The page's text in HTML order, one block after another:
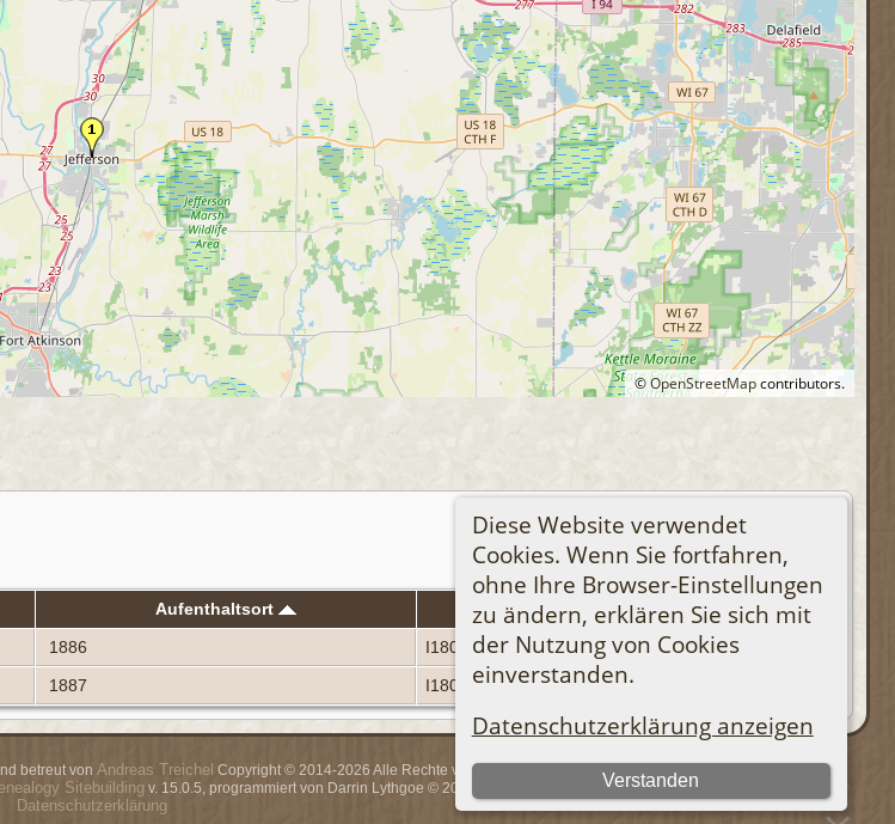
Diese Website verwendet
Cookies. Wenn Sie fortfahren,
ohne Ihre Browser-Einstellungen
zu ändern, erklären Sie sich mit
der Nutzung von Cookies
einverstanden.
Datenschutzerklärung anzeigen
Verstanden
©OpenStreetMapcontributors.
Aufenthaltsort
Personen-Kennung
1886
I1802
1887 I1803
betreut von Andreas Treichel Copyright © 2014-2026 Alle Rechte vorbehalten.
Sitebuilding v. 15.0.5, programmiert von Darrin Lythgoe © 2001-2026.
Datenschutzerklärung